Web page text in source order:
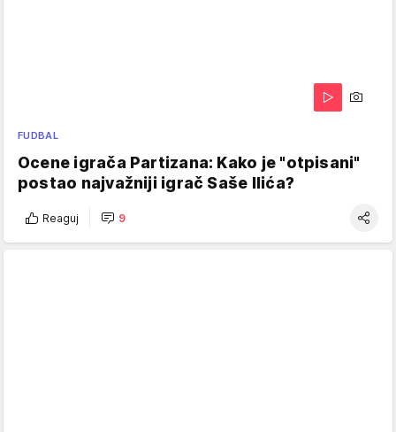
FUDBAL
Ocene igrača Partizana: Kako je "otpisani"
postao najvažniji igrač Saše Ilića?
Reaguj 9